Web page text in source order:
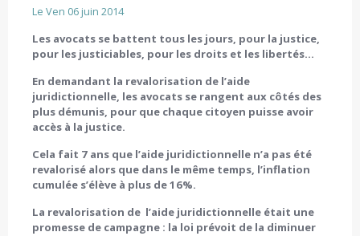
Le Ven 06 juin 2014
Les avocats se battent tous les jours, pour la justice,
pour les justiciables, pour les droits et les libertés…
En demandant la revalorisation de l’aide
juridictionnelle, les avocats se rangent aux côtés des
plus démunis, pour que chaque citoyen puisse avoir
accès à la justice.
Cela fait 7 ans que l’aide juridictionnelle n’a pas été
revalorisé alors que dans le même temps, l’inflation
cumulée s’élève à plus de 16%.
La revalorisation de l’aide juridictionnelle était une
promesse de campagne : la loi prévoit de la diminuer